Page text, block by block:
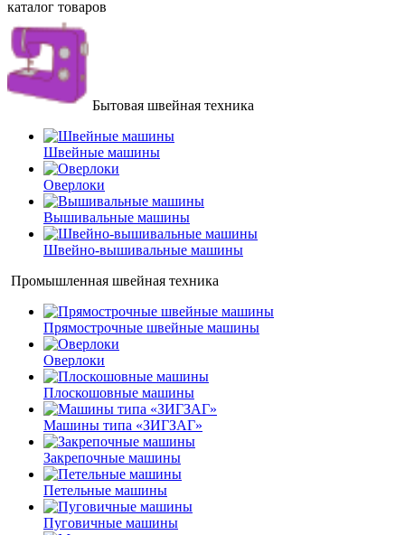
каталог товаров
Бытовая швейная техника
Швейные машины
Оверлоки
Вышивальные машины
Швейно-вышивальные машины
Промышленная швейная техника
Прямострочные швейные машины
Оверлоки
Плоскошовные машины
Машины типа «ЗИГЗАГ»
Закрепочные машины
Петельные машины
Пуговичные машины